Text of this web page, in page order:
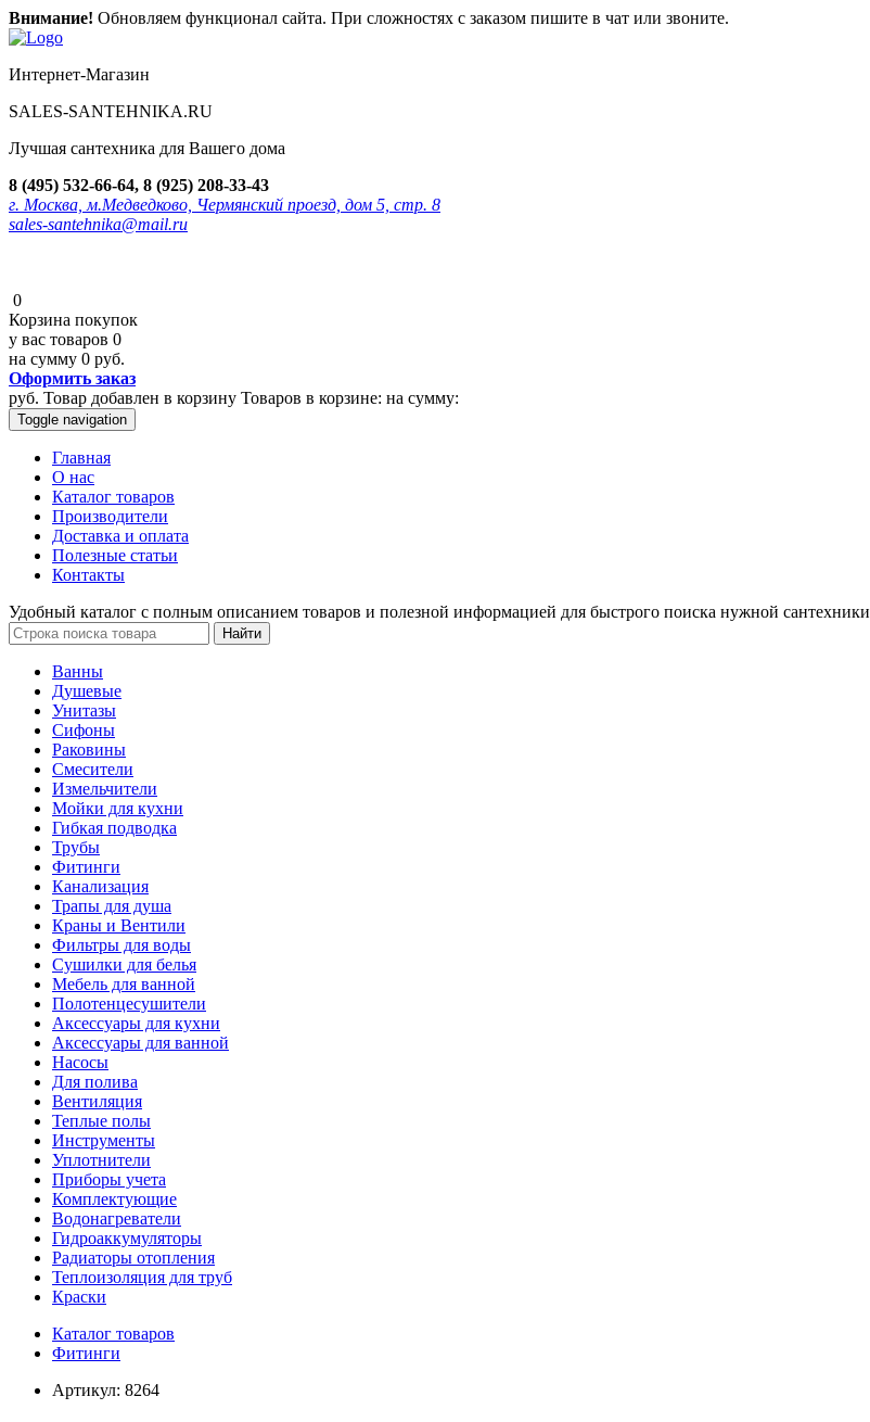
Внимание! Обновляем функционал сайта. При сложностях с заказом пишите в чат или звоните.
Интернет-Магазин
SALES-SANTEHNIKA.RU
Лучшая сантехника для Вашего дома
8 (495) 532-66-64, 8 (925) 208-33-43
г. Москва, м.Медведково, Чермянский проезд, дом 5, стр. 8
sales-santehnika@mail.ru
0
Корзина покупок
у вас товаров 0
на сумму 0 руб.
Оформить заказ
руб. Товар добавлен в корзину Товаров в корзине: на сумму:
Toggle navigation
Главная
О нас
Каталог товаров
Производители
Доставка и оплата
Полезные статьи
Контакты
Удобный каталог с полным описанием товаров и полезной информацией для быстрого поиска нужной сантехники
Ванны
Душевые
Унитазы
Сифоны
Раковины
Смесители
Измельчители
Мойки для кухни
Гибкая подводка
Трубы
Фитинги
Канализация
Трапы для душа
Краны и Вентили
Фильтры для воды
Сушилки для белья
Мебель для ванной
Полотенцесушители
Аксессуары для кухни
Аксессуары для ванной
Насосы
Для полива
Вентиляция
Теплые полы
Инструменты
Уплотнители
Приборы учета
Комплектующие
Водонагреватели
Гидроаккумуляторы
Радиаторы отопления
Теплоизоляция для труб
Краски
Каталог товаров
Фитинги
Артикул: 8264